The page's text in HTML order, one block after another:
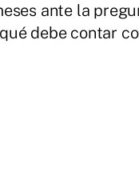
ante la
debe contar